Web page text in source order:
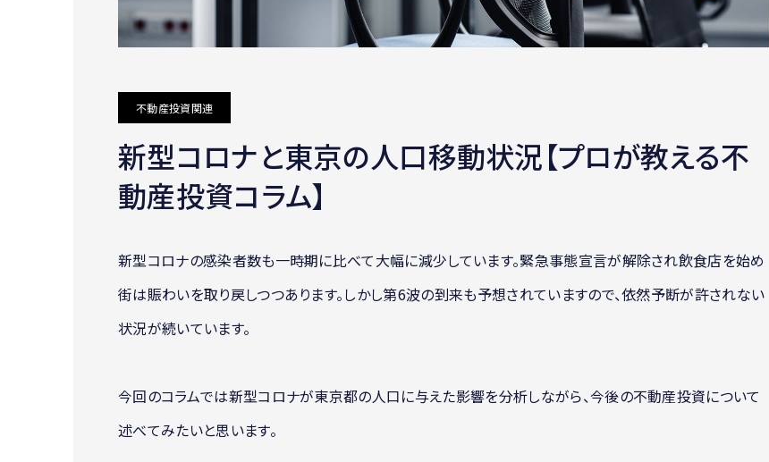
不動産投資関連
新型コロナと東京の人口移動状況【プロが教える不
動産投資コラム】
新型コロナの感染者数も一時期に比べて大幅に減少しています。緊急事態宣言が解除され飲食店を始め
街は賑わいを取り戻しつつあります。しかし第6波の到来も予想されていますので、依然予断が許されない
状況が続いています。
今回のコラムでは新型コロナが東京都の人口に与えた影響を分析しながら、今後の不動産投資について
述べてみたいと思います。